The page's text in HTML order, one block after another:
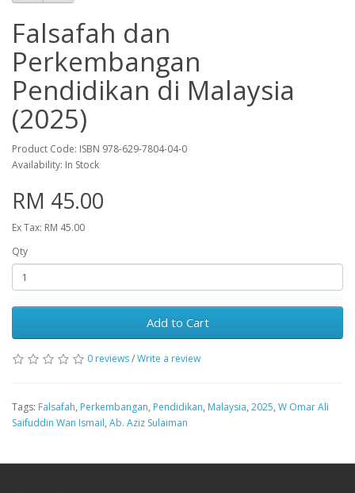
Falsafah dan
Perkembangan
Pendidikan di Malaysia
(2025)
Product Code: ISBN 978-629-7804-04-0
Availability: In Stock
RM 45.00
Ex Tax: RM 45.00
Qty
Add to Cart
0 reviews/Write a review
Tags: Falsafah, Perkembangan, Pendidikan, Malaysia, 2025, W Omar Ali
Saifuddin Wan Ismail, Ab. Aziz Sulaiman